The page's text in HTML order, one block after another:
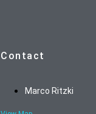
Contact
Marco Ritzki